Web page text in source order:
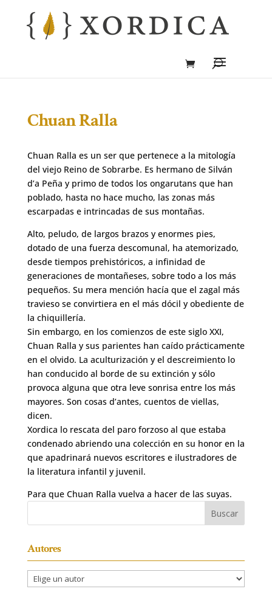
Chuan Ralla
Chuan Ralla es un ser que pertenece a la mitología
del viejo Reino de Sobrarbe. Es hermano de Silván
d’a Peña y primo de todos los ongarutans que han
poblado, hasta no hace mucho, las zonas más
escarpadas e intrincadas de sus montañas.
Alto, peludo, de largos brazos y enormes pies,
dotado de una fuerza descomunal, ha atemorizado,
desde tiempos prehistóricos, a infinidad de
generaciones de montañeses, sobre todo a los más
pequeños. Su mera mención hacía que el zagal más
travieso se convirtiera en el más dócil y obediente de
la chiquillería.
Sin embargo, en los comienzos de este siglo XXI,
Chuan Ralla y sus parientes han caído prácticamente
en el olvido. La aculturización y el descreimiento lo
han conducido al borde de su extinción y sólo
provoca alguna que otra leve sonrisa entre los más
mayores. Son cosas d’antes, cuentos de viellas,
dicen.
Xordica lo rescata del paro forzoso al que estaba
condenado abriendo una colección en su honor en la
que apadrinará nuevos escritores e ilustradores de
la literatura infantil y juvenil.
Para que Chuan Ralla vuelva a hacer de las suyas.
Autores